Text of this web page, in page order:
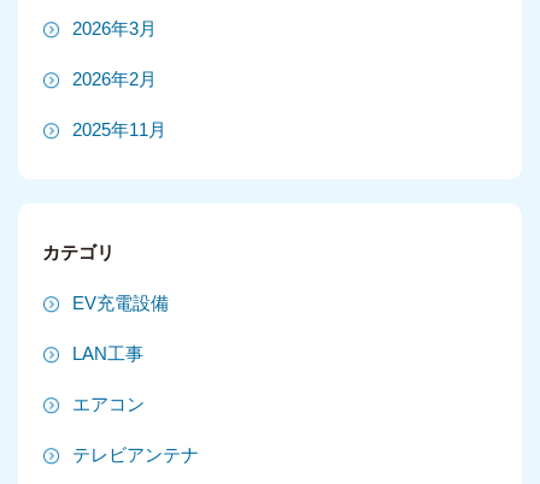
2026年3月
2026年2月
2025年11月
カテゴリ
EV充電設備
LAN工事
エアコン
テレビアンテナ